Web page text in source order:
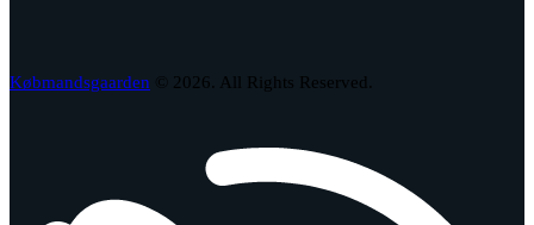
Købmandsgaarden © 2026. All Rights Reserved.